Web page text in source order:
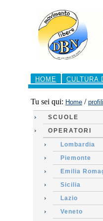
contenuti.
navigazione
Sezioni
HOME
CULTURA
Tu sei qui: Home / profili
SCUOLE
OPERATORI
Lombardia
Piemonte
Emilia
Sicilia
Lazio
Veneto